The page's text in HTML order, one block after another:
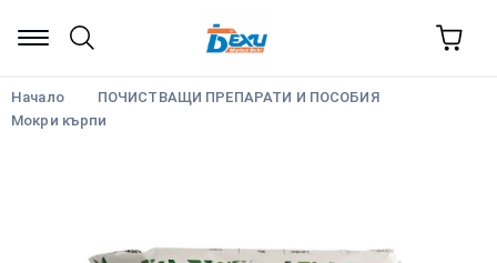
Начало
ПОЧИСТВАЩИ ПРЕПАРАТИ И ПОСОБИЯ
Мокри кърпи